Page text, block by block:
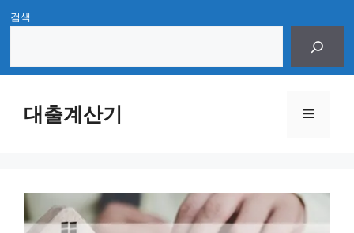
Skip
content
검색
대출계산기 Menu